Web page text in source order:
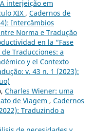
A interjeição em
XIX , Cadernos de
Intercâmbios
Norma e Tradução
en la “Fase
Traducciones: a
y el Contexto
v. 43 n. 1 (2023):
Charles Wiener: uma
de Viagem , Cadernos
Traduzindo a